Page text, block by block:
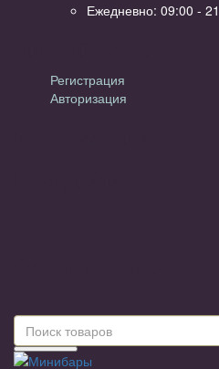
Ежедневно: 09:00 -
Регистрация
Авторизация